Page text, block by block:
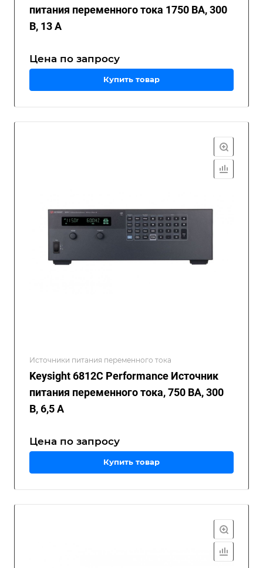
питания переменного тока 1750 ВА, 300
В, 13 А
Цена по запросу
Купить товар
Источники питания переменного тока
Keysight 6812C Performance Источник
питания переменного тока, 750 ВА, 300
В, 6,5 А
Цена по запросу
Купить товар